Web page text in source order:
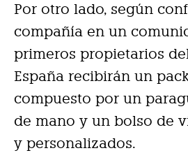
Por otro lado, según
compañía en un
primeros propietarios
España recibirán un
compuesto por un
de mano y un bolso de
y personalizados.